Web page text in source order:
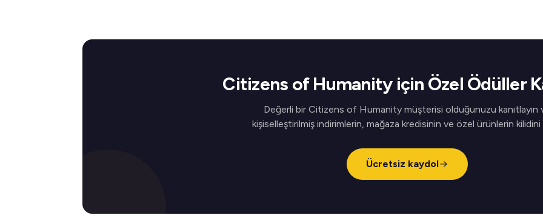
Citizens of Humanity için Özel Ödüller
Değerli bir Citizens of Humanity müşterisi olduğunuzu kanıtlayın
kişiselleştirilmiş indirimlerin, mağaza kredisinin ve özel ürünlerin kilidini
Ücretsiz kaydol